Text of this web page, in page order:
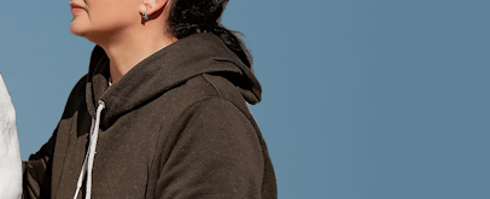
SEMARGL DU CERBERE D'EYJEAUX
Импорт Франция